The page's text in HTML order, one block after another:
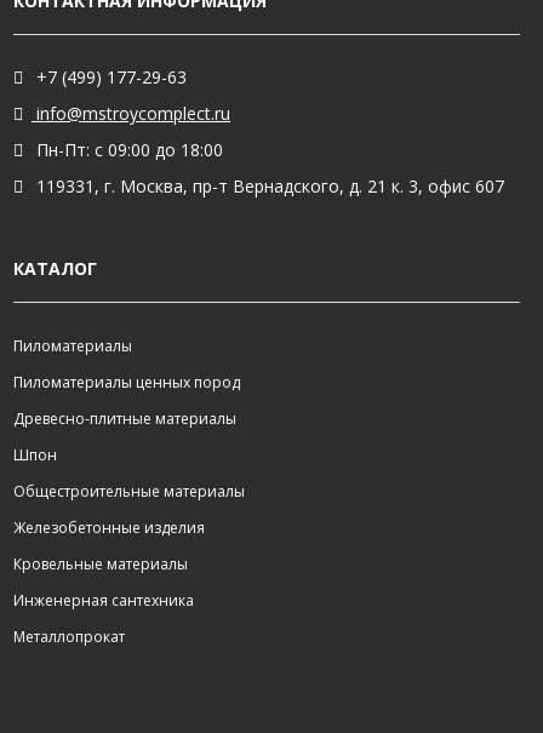
+7 (499) 177-29-63
info@mstroycomplect.ru
Пн-Пт: с 09:00 до 18:00
119331, г. Москва, пр-т Вернадского, д. 21 к. 3, офис 607
КАТАЛОГ
Пиломатериалы
Пиломатериалы ценных пород
Древесно-плитные материалы
Шпон
Общестроительные материалы
Железобетонные изделия
Кровельные материалы
Инженерная сантехника
Металлопрокат